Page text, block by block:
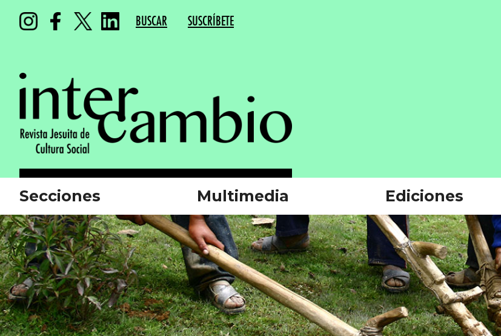
BUSCAR SUSCRÍBETE
Secciones Multimedia Ediciones